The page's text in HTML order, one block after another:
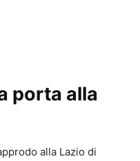
porta alla
alla Lazio di